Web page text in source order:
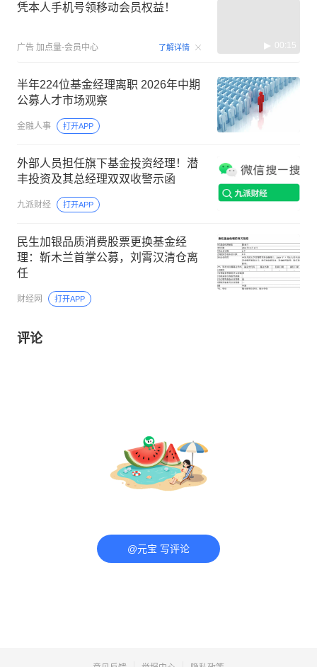
凭本人手机号领移动会员权益！
广告 加点量-会员中心 了解详情 00:15
半年224位基金经理离职 2026年中期
公募人才市场观察
金融人事 打开APP
外部人员担任旗下基金‌投资经理！潜
丰投资及其总经理双双收警示函
九派财经 打开APP
民生加银品质消费股票更换基金经
理：靳木兰首掌公募，刘霄汉清仓离
任
财经网 打开APP
评论
@元宝 写评论